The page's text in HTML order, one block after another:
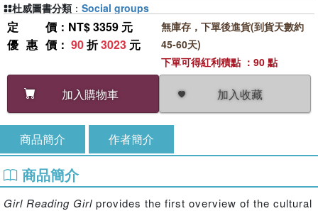
定價 ：NT$ 3359 元
優惠價 ： 90折3023 元
加入購物車 加入收藏
無庫存，下單後進貨(到貨天數約
45-60天)
下單可得紅利積點 ：90 點
杜威圖書分類 ： Social groups
商品簡介 作者簡介
商品簡介
Girl Reading Girl provides the first overview of the cultural